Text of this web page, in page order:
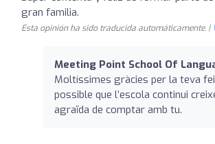
gran familia.
Esta opinión ha sido traducida automáticamente. |
Meeting Point School Of
Moltíssimes gràcies per la teva
possible que l’escola continui
agraïda de comptar amb tu.